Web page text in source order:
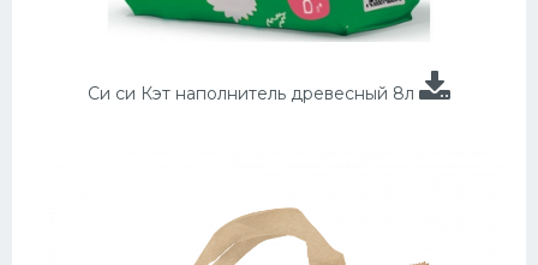
Си си Кэт наполнитель древесный 8л